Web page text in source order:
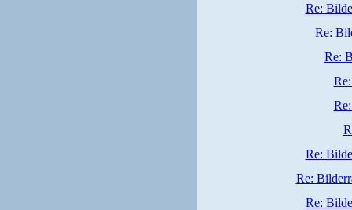
Re:
Re:
Re:
Re:
Re:
Re: